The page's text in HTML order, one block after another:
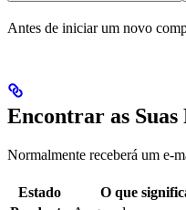
Antes de iniciar um novo
Encontrar as Suas
Normalmente receberá um e-
Estado
O que